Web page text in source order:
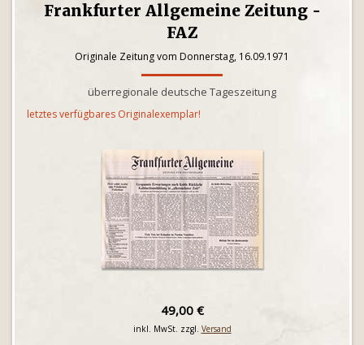
Frankfurter Allgemeine Zeitung -
FAZ
Originale Zeitung vom Donnerstag, 16.09.1971
überregionale deutsche Tageszeitung
letztes verfügbares Originalexemplar!
49,00 €
inkl. MwSt. zzgl. Versand